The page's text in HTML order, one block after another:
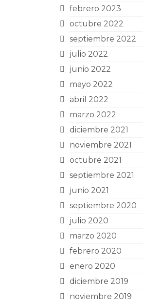
febrero 2023
octubre 2022
septiembre 2022
julio 2022
junio 2022
mayo 2022
abril 2022
marzo 2022
diciembre 2021
noviembre 2021
octubre 2021
septiembre 2021
junio 2021
septiembre 2020
julio 2020
marzo 2020
febrero 2020
enero 2020
diciembre 2019
noviembre 2019